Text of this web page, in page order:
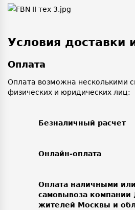
Условия доставки
Оплата
Оплата возможна несколькими
физических и юридических лиц:
Безналичный расчет
Онлайн-оплата
Оплата наличными
самовывоза
жителей Москвы и